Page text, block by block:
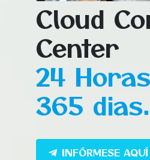
Cloud
Center
24
365 dias.
INFÓRMESE AQUÍ